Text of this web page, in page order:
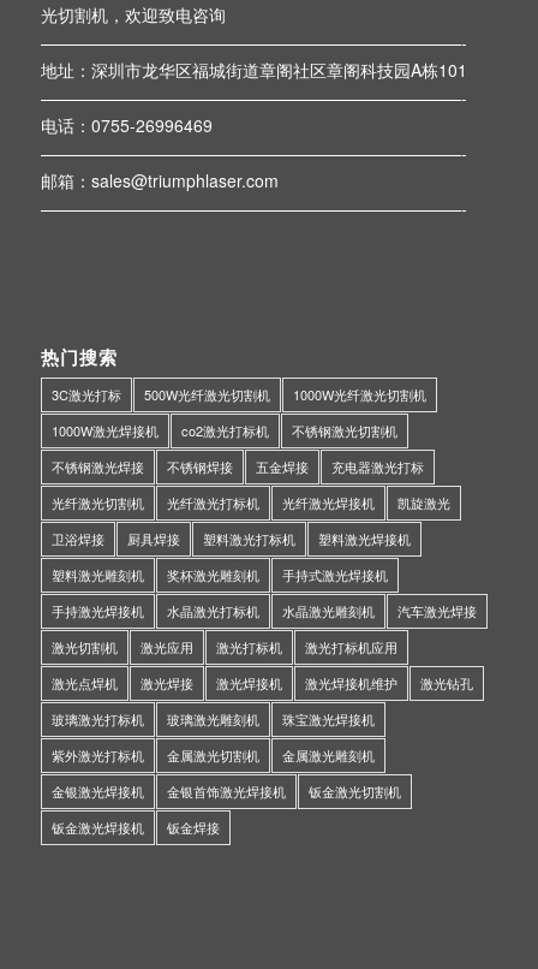
光切割机，欢迎致电咨询
—————————————————————————-
地址：深圳市龙华区福城街道章阁社区章阁科技园A栋101
—————————————————————————-
电话：0755-26996469
—————————————————————————-
邮箱：sales@triumphlaser.com
—————————————————————————-
热门搜索
3C激光打标 500W光纤激光切割机
1000W光纤激光切割机
1000W激光焊接机
co2激光打标机
不锈钢激光切割机
不锈钢激光焊接
不锈钢焊接 五金焊接
充电器激光打标
光纤激光切割机
光纤激光打标机 光纤激光焊接机
凯旋激光
卫浴焊接
厨具焊接 塑料激光打标机
塑料激光焊接机
塑料激光雕刻机
奖杯激光雕刻机
手持式激光焊接机
手持激光焊接机
水晶激光打标机 水晶激光雕刻机
汽车激光焊接
激光切割机
激光应用 激光打标机
激光打标机应用
激光点焊机
激光焊接 激光焊接机 激光焊接机维护
激光钻孔
玻璃激光打标机
玻璃激光雕刻机
珠宝激光焊接机
紫外激光打标机
金属激光切割机
金属激光雕刻机
金银激光焊接机
金银首饰激光焊接机
钣金激光切割机
钣金激光焊接机
钣金焊接